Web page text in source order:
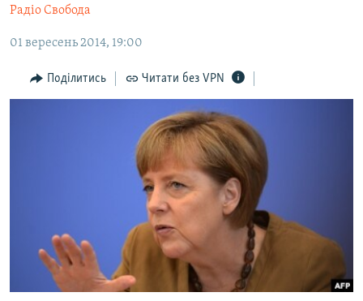
до
навігації
Перейти
ПОЛІТИКА
БЛОГИ
ПОГЛЯД
СВІДЧЕННЯ ОКУПАЦІЇ
УКРАЇНСЬКА ПРОБЛЕМА КРИМУ
ЯК ОБІЙТИ БЛОКУВАННЯ
Русский
Qırımtatar
Радіо Свобода
01 вересень 2014, 19:00
Поділитись Читати без VPN